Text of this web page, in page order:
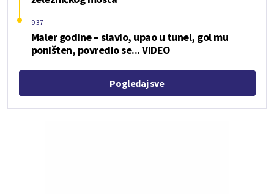
Maler godine – slavio, upao u tunel, gol mu
poništen, povredio se... VIDEO
9:37
Pogledaj sve